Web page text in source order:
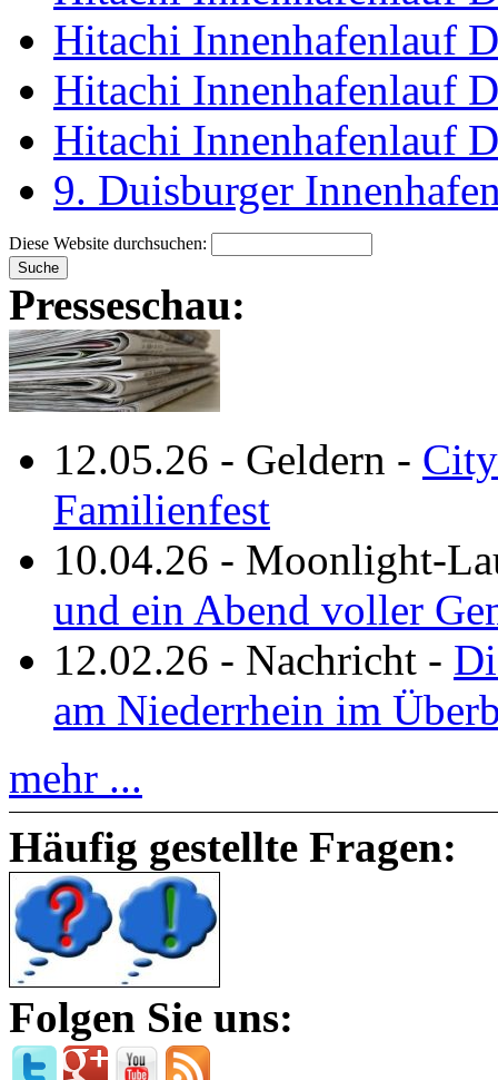
Hitachi Innenhafenlauf
Hitachi Innenhafenlauf
Hitachi Innenhafenlauf
9. Duisburger
Diese Website durchsuchen:
Presseschau:
12.05.26 - Geldern -
Familienfest
10.04.26 - Moonlight-
und ein Abend voller
12.02.26 - Nachricht -
am Niederrhein im
mehr ...
Häufig gestellte Fragen:
Folgen Sie uns: